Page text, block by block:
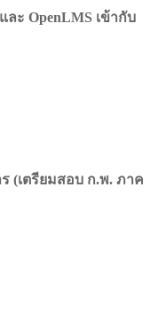
ละ OpenLMS เข้ากับ
(เตรียมสอบ ก.พ. ภาค